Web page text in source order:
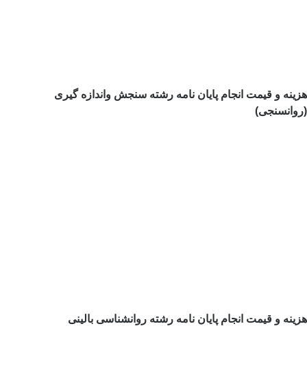
هزینه و قیمت انجام پایان نامه رشته سنجش واندازه گیری
(روانسنجی)
هزینه و قیمت انجام پایان نامه رشته روانشناسی بالینی